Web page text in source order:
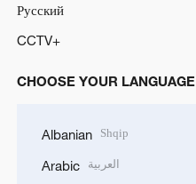
Русский
CCTV+
CHOOSE YOUR LANGUAGE
Albanian Shqip
Arabic العربية